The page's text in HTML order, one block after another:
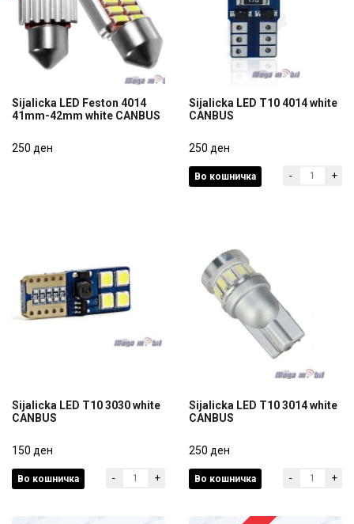
41mm-42mm white CANBUS
Sijalicka LED Feston 4014
41mm-42mm white CANBUS
250 ден
CANBUS
250 ден
Sijalicka LED T10 4014 white
CANBUS
250 ден
Во кошничка - +
CANBUS
150 ден
Sijalicka LED T10 3030 white
CANBUS
150 ден
Во кошничка - +
CANBUS
250 ден
Sijalicka LED T10 3014 white
CANBUS
250 ден
Во кошничка - +